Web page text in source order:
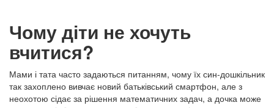
Чому діти не хочуть
вчитися?
Мами і тата часто задаються питанням, чому їх син-дошкільник
так захоплено вивчає новий батьківський смартфон, але з
неохотою сідає за рішення математичних задач, а дочка може